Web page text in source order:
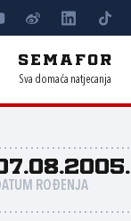
SEMAFOR
Sva domaća natjecanja
ROĐENJA